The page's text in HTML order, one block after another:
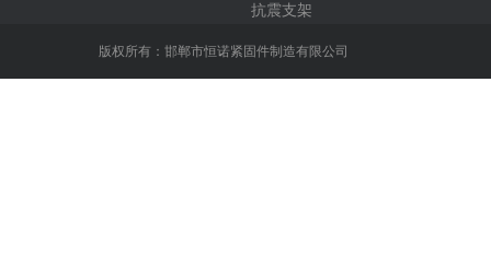
抗震支架
版权所有：邯郸市恒诺紧固件制造有限公司